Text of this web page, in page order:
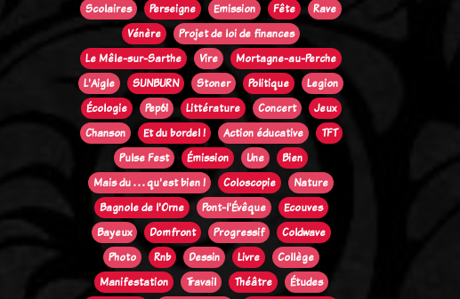
Scolaires
Perseigne Emission Fête
Rave
Vénère
Projet de loi de finances
Le Mêle-sur-Sarthe
Vire
Mortagne-au-Perche
L'Aigle
SUNBURN Stoner Politique
Legion
Écologie
Pep61 Littérature Concert
Jeux
Chanson
Et du bordel ! Action éducative
TFT
Pulse Fest
Émission Une
Bien
Mais du . . . qu'est bien !
Coloscopie
Nature
Bagnole de l'Orne
Pont-l'Évêque
Ecouves
Bayeux
Domfront Progressif
Coldwave
Photo
Rnb Dessin Livre
Collège
Manifestation
Travail Théâtre
Études